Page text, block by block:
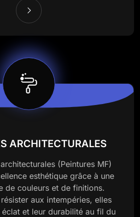
ARCHITECTURALES
(Peintures MF)
esthétique grâce à une
de couleurs et de finitions.
aux intempéries, elles
et leur durabilité au fil du